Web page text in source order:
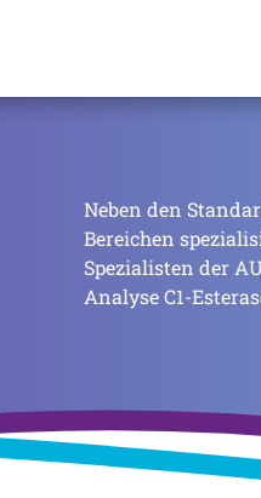
Neben den
Bereichen
Spezialisten der
Analyse C1-